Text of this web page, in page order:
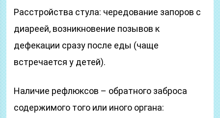
Расстройства стула: чередование запоров с
диареей, возникновение позывов к
дефекации сразу после еды (чаще
встречается у детей).
Наличие рефлюксов – обратного заброса
содержимого того или иного органа: